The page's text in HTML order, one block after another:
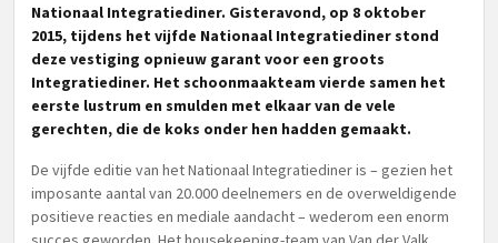
Nationaal Integratiediner. Gisteravond, op 8 oktober
2015, tijdens het vijfde Nationaal Integratiediner stond
deze vestiging opnieuw garant voor een groots
Integratiediner. Het schoonmaakteam vierde samen het
eerste lustrum en smulden met elkaar van de vele
gerechten, die de koks onder hen hadden gemaakt.
De vijfde editie van het Nationaal Integratiediner is – gezien het
imposante aantal van 20.000 deelnemers en de overweldigende
positieve reacties en mediale aandacht – wederom een enorm